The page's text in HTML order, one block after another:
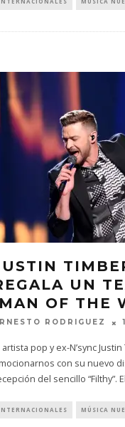
UN
OF THE
RODRIGUEZ
artista pop y ex-N’sync
con su nuevo
del sencillo “Filthy”.
MÚSICA